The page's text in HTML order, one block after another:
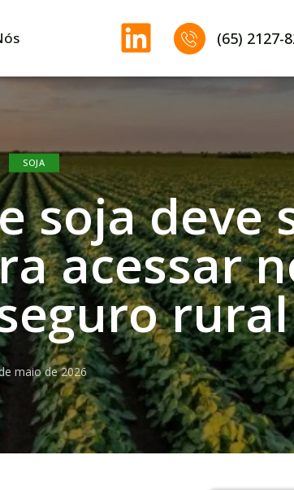
(65) 2127-
SOJA
soja deve
acessar
rural
maio de 2026